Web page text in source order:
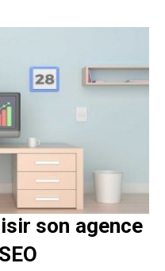
son agence